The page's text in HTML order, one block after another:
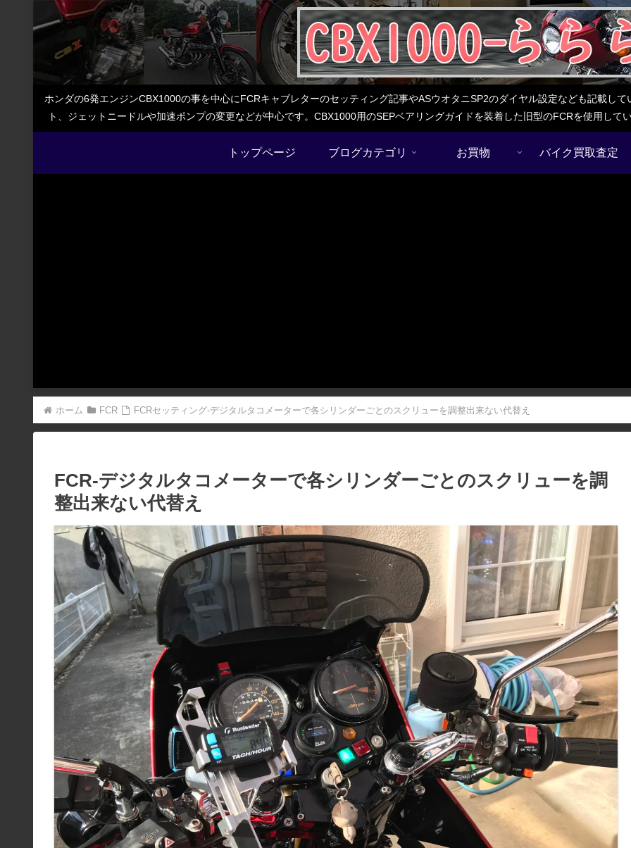
ホンダの6発エンジンCBX1000の事を中心にFCRキャブレターのセッティング記事やASウオタニSP2のダイヤル設定なども記載し
ト、ジェットニードルや加速ポンプの変更などが中心です。CBX1000用のSEPベアリングガイドを装着した旧型のFCRを使用し
トップページ ブログカテゴリ お買物 バイク買取査定
ホーム FCR FCRセッティング-デジタルタコメーターで各シリンダーごとのスクリューを調整出来ない代替え
FCR-デジタルタコメーターで各シリンダーごとのスクリューを調
整出来ない代替え